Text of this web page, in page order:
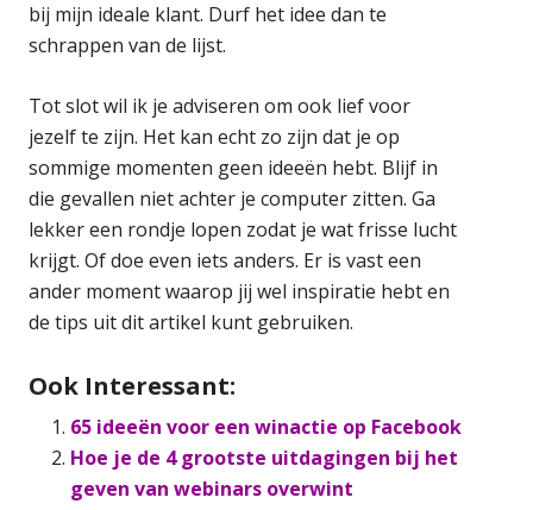
bij mijn ideale klant. Durf het idee dan te
schrappen van de lijst.
Tot slot wil ik je adviseren om ook lief voor
jezelf te zijn. Het kan echt zo zijn dat je op
sommige momenten geen ideeën hebt. Blijf in
die gevallen niet achter je computer zitten. Ga
lekker een rondje lopen zodat je wat frisse lucht
krijgt. Of doe even iets anders. Er is vast een
ander moment waarop jij wel inspiratie hebt en
de tips uit dit artikel kunt gebruiken.
Ook Interessant:
65 ideeën voor een winactie op Facebook
Hoe je de 4 grootste uitdagingen bij het
geven van webinars overwint